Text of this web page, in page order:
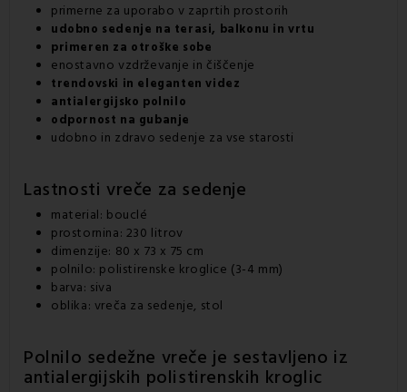
primerne za uporabo v zaprtih prostorih
udobno sedenje na terasi, balkonu in vrtu
primeren za otroške sobe
enostavno vzdrževanje in čiščenje
trendovski in eleganten videz
antialergijsko polnilo
odpornost na gubanje
udobno in zdravo sedenje za vse starosti
Lastnosti vreče za sedenje
material: bouclé
prostornina: 230 litrov
dimenzije: 80 x 73 x 75 cm
polnilo: polistirenske kroglice (3-4 mm)
barva: siva
oblika: vreča za sedenje, stol
Polnilo sedežne vreče je sestavljeno iz
antialergijskih polistirenskih kroglic